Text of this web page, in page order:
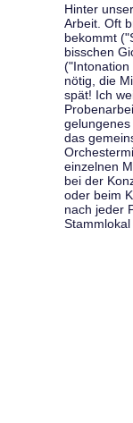
Hinter
Arbeit. Oft
bekommt
bisschen
("Intonation
nötig, die
spät! Ich
das
einzelnen
bei der
oder beim
nach jeder